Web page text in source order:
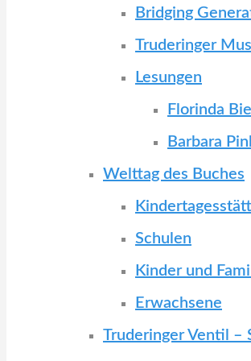
Bridging
Truderinger
Lesungen
Florinda
Barbara
Welttag des Buches
Schulen
Kinder und
Erwachsene
Truderinger Ventil –